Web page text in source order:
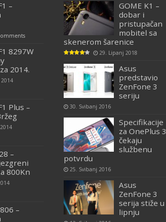
–
8297W
2014.
Plus –
–
800Kn
–
GOME K1 –
dobar i
pristupačan
mobitel sa
skenerom šarenice
29. Lipanj 2018
Asus
predstavio
ZenFone 3
seriju
30. Svibanj 2016
Specifikacije
za OnePlus 3
čekaju
službenu
potvrdu
25. Svibanj 2016
Asus
ZenFone 3
serija stiže u
lipnju